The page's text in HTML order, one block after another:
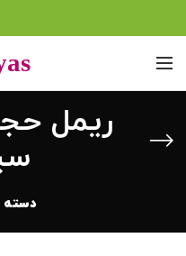
ریمل
دسته